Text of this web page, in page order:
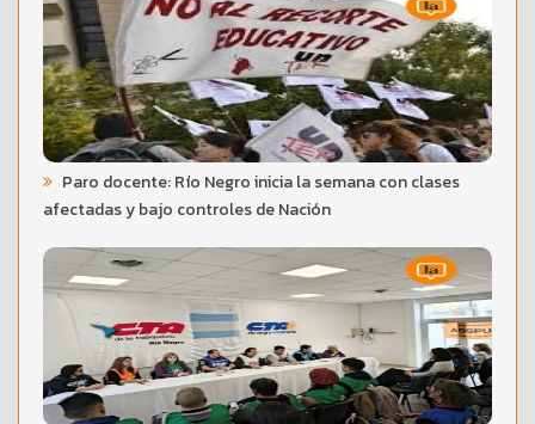
Paro docente: Río Negro inicia la semana con clases
afectadas y bajo controles de Nación